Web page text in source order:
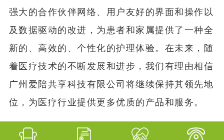
强大的合作伙伴网络、用户友好的界面和操作以
及数据驱动的改进，为患者和家属提供了一种全
新的、高效的、个性化的护理体验。在未来，随
着医疗技术的不断发展和进步，我们有理由相信
广州爱陪共享科技有限公司将继续保持其领先地
位，为医疗行业提供更多优质的产品和服务。